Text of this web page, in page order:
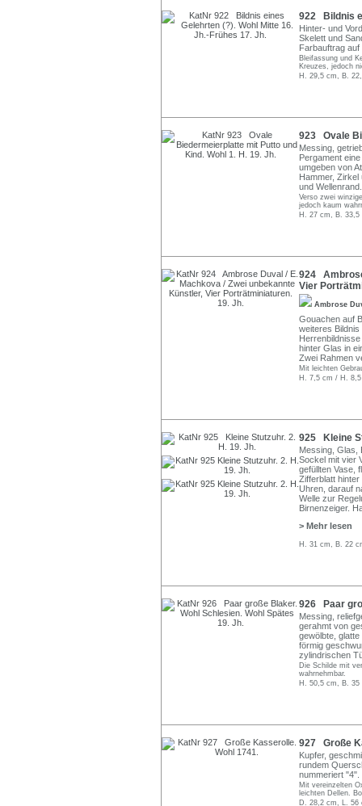
922 Bildnis
Hinter- und
Skelett und
Farbauftrag
Bleifassung und
Kreuzes, jedoch
H. 29,5 cm, B.
923 Ovale
Messing,
Pergament
umgeben von
Hammer,
und
Verso zwei
jedoch kaum
H. 27 cm, B. 33,5
924
Vier
Ambrose
Gouachen auf
weiteres
hinter Glas in
Zwei Rahmen
Mit leichten
H. 7,5 cm / H.
925 Kleine
Messing, Glas,
Sockel mit vier
gefüllten Vase,
Zifferblatt
Uhren, darauf
Welle zur
Birnenzeiger.
> Mehr lesen
H. 31 cm, B. 22
926 Paar
Messing,
gerahmt von
gewölbte,
förmig
zylindrischen
Die Schilde mit
wahrnehmbar.
H. 50,5 cm, B. 35
927 Große
Kupfer,
rundem
nummeriert "4".
Mit vereinzelten
leichten Dellen.
D. 28,2 cm, L. 56